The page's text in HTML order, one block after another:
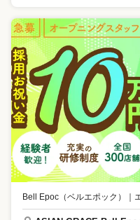
Bell Epoc（ベルエポック）